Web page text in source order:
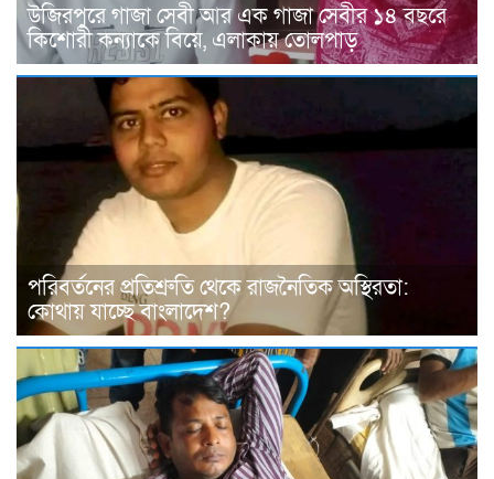
উজিরপুরে গাজা সেবী আর এক গাজা সেবীর ১৪ বছরে
কিশোরী কন্যাকে বিয়ে, এলাকায় তোলপাড়
পরিবর্তনের প্রতিশ্রুতি থেকে রাজনৈতিক অস্থিরতা:
কোথায় যাচ্ছে বাংলাদেশ?